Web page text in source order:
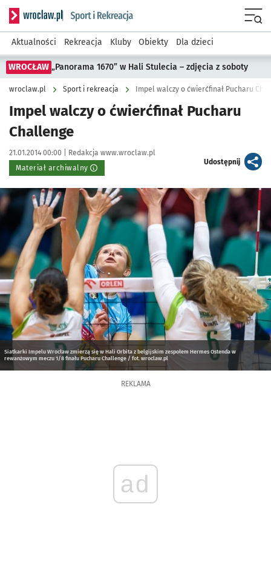
Serwis informacyjny wroclaw.pl podserwis: Sport i rekreacja
Aktualności Rekreacja Kluby Obiekty Dla dzieci
WROCŁAW „Panorama 1670” w Hali Stulecia – zdjęcia z soboty
wroclaw.pl Sport i rekreacja Impel walczy o ćwierćfinał Pucharu
Impel walczy o ćwierćfinał Pucharu
Challenge
Data publikacji:
21.01.2014 00:00 | Autor:
Redakcja www.wroclaw.pl
Materiał archiwalny
Udostępnijartykuł
Kliknij, aby powiększyć
Siatkarki Impelu Wrocław zmierzą się w Hali Orbita z belgijskim zespołem Hermes Ostenda w
rewanżowym meczu 1/8 finału Pucharu Challenge / fot. wroclaw.pl
REKLAMA
ad